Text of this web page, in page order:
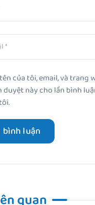
của tôi, email, và trang
duyệt này cho lần bình
quan